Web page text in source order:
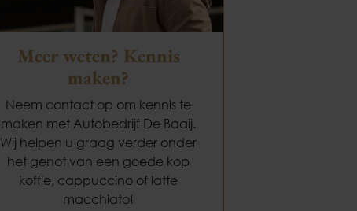
Meer weten? Kennis
maken?
Neem contact op om kennis te
maken met Autobedrijf De Baaij.
Wij helpen u graag verder onder
het genot van een goede kop
koffie, cappuccino of latte
macchiato!